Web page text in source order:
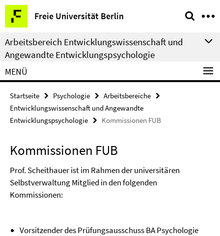
Springe
direkt
zu
Inhalt
Freie Universität Berlin
Service-
Navigation
Arbeitsbereich Entwicklungswissenschaft und
Angewandte Entwicklungspsychologie
MENÜ
Startseite Psychologie
Arbeitsbereiche
Entwicklungswissenschaft und Angewandte
Entwicklungspsychologie
Kommissionen FUB
Kommissionen FUB
Prof. Scheithauer ist im Rahmen der universitären
Selbstverwaltung Mitglied in den folgenden
Kommissionen:
Vorsitzender des Prüfungsausschuss BA Psychologie